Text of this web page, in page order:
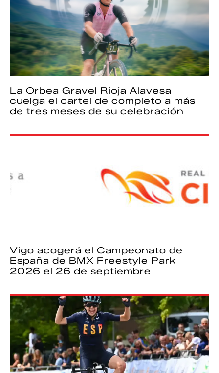
La Orbea Gravel Rioja Alavesa
cuelga el cartel de completo a más
de tres meses de su celebración
Vigo acogerá el Campeonato de
España de BMX Freestyle Park
2026 el 26 de septiembre